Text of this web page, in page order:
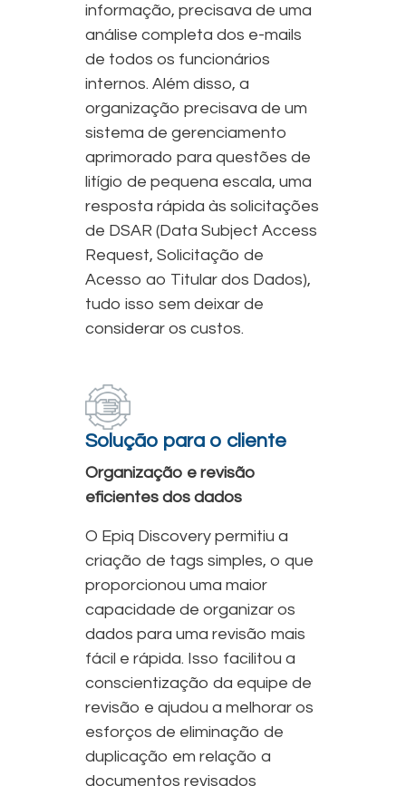
informação, precisava de uma
análise completa dos e-mails
de todos os funcionários
internos. Além disso, a
organização precisava de um
sistema de gerenciamento
aprimorado para questões de
litígio de pequena escala, uma
resposta rápida às solicitações
de DSAR (Data Subject Access
Request, Solicitação de
Acesso ao Titular dos Dados),
tudo isso sem deixar de
considerar os custos.
Solução para o cliente
Organização e revisão
eficientes dos dados
O Epiq Discovery permitiu a
criação de tags simples, o que
proporcionou uma maior
capacidade de organizar os
dados para uma revisão mais
fácil e rápida. Isso facilitou a
conscientização da equipe de
revisão e ajudou a melhorar os
esforços de eliminação de
duplicação em relação a
documentos revisados